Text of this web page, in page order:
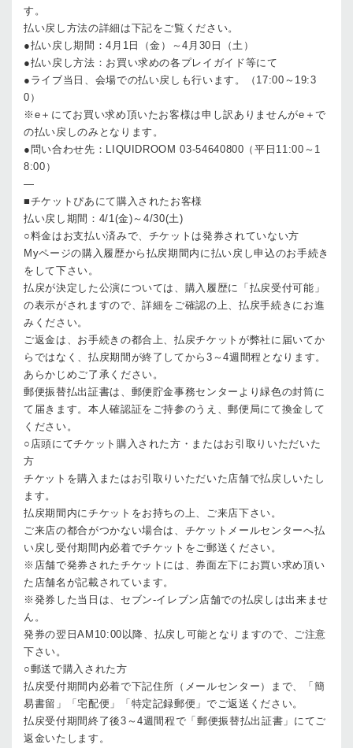
す。
払い戻し方法の詳細は下記をご覧ください。
●払い戻し期間：4月1日（金）～4月30日（土）
●払い戻し方法：お買い求めの各プレイガイド等にて
●ライブ当日、会場での払い戻しも行います。（17:00～19:3
0）
※e＋にてお買い求め頂いたお客様は申し訳ありませんがe＋で
の払い戻しのみとなります。
●問い合わせ先：LIQUIDROOM 03-54640800（平日11:00～1
8:00）
—
■チケットぴあにて購入されたお客様
払い戻し期間：4/1(金)～4/30(土)
○料金はお支払い済みで、チケットは発券されていない方
Myページの購入履歴から払戻期間内に払い戻し申込のお手続き
をして下さい。
払戻が決定した公演については、購入履歴に「払戻受付可能」
の表示がされますので、詳細をご確認の上、払戻手続きにお進
みください。
ご返金は、お手続きの都合上、払戻チケットが弊社に届いてか
らではなく、払戻期間が終了してから3～4週間程となります。
あらかじめご了承ください。
郵便振替払出証書は、郵便貯金事務センターより緑色の封筒に
て届きます。本人確認証をご持参のうえ、郵便局にて換金して
ください。
○店頭にてチケット購入された方・またはお引取りいただいた
方
チケットを購入またはお引取りいただいた店舗で払戻しいたし
ます。
払戻期間内にチケットをお持ちの上、ご来店下さい。
ご来店の都合がつかない場合は、チケットメールセンターへ払
い戻し受付期間内必着でチケットをご郵送ください。
※店舗で発券されたチケットには、券面左下にお買い求め頂い
た店舗名が記載されています。
※発券した当日は、セブン-イレブン店舗での払戻しは出来ませ
ん。
発券の翌日AM10:00以降、払戻し可能となりますので、ご注意
下さい。
○郵送で購入された方
払戻受付期間内必着で下記住所（メールセンター）まで、「簡
易書留」「宅配便」「特定記録郵便」でご返送ください。
払戻受付期間終了後3～4週間程で「郵便振替払出証書」にてご
返金いたします。